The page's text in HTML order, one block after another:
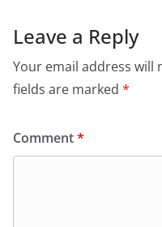
Leave a Reply
Your email address will
fields are marked *
Comment*